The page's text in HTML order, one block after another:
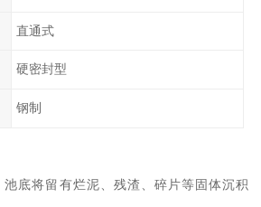
直通式
硬密封型
钢制
底将留有烂泥、残渣、碎片等固体沉积